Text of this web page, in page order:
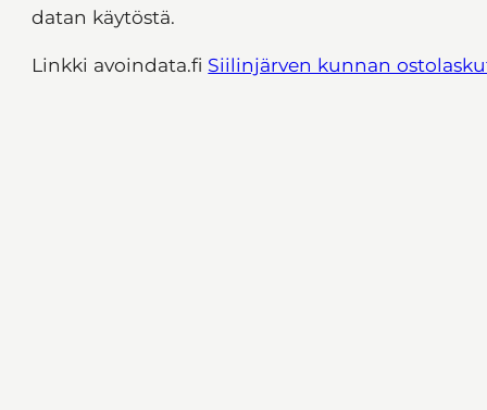
datan käytöstä.
Linkki avoindata.fi Siilinjärven kunnan